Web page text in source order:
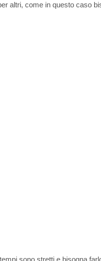
altri, come in questo caso